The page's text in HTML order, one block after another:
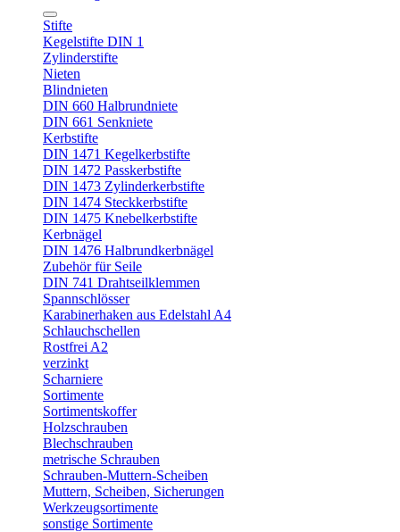
Stifte
Kegelstifte DIN 1
Zylinderstifte
Nieten
Blindnieten
DIN 660 Halbrundniete
DIN 661 Senkniete
Kerbstifte
DIN 1471 Kegelkerbstifte
DIN 1472 Passkerbstifte
DIN 1473 Zylinderkerbstifte
DIN 1474 Steckkerbstifte
DIN 1475 Knebelkerbstifte
Kerbnägel
DIN 1476 Halbrundkerbnägel
Zubehör für Seile
DIN 741 Drahtseilklemmen
Spannschlösser
Karabinerhaken aus Edelstahl A4
Schlauchschellen
Rostfrei A2
verzinkt
Scharniere
Sortimente
Sortimentskoffer
Holzschrauben
Blechschrauben
metrische Schrauben
Schrauben-Muttern-Scheiben
Muttern, Scheiben, Sicherungen
Werkzeugsortimente
sonstige Sortimente